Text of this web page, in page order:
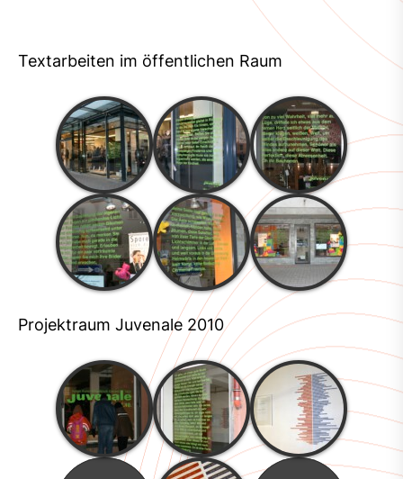
Textarbeiten im öffentlichen Raum
Projektraum Juvenale 2010